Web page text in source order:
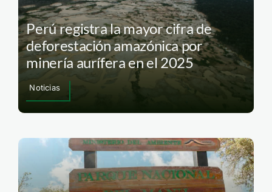
Perú registra la mayor cifra de
deforestación amazónica por
minería aurífera en el 2025
Noticias